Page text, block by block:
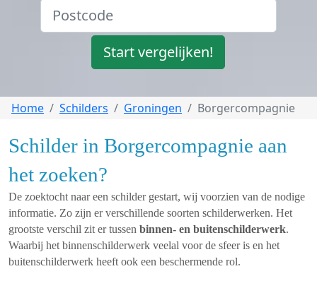
Start vergelijken!
Home Schilders Groningen Borgercompagnie
Schilder in Borgercompagnie aan
het zoeken?
De zoektocht naar een schilder gestart, wij voorzien van de nodige
informatie. Zo zijn er verschillende soorten schilderwerken. Het
grootste verschil zit er tussen binnen- en buitenschilderwerk.
Waarbij het binnenschilderwerk veelal voor de sfeer is en het
buitenschilderwerk heeft ook een beschermende rol.